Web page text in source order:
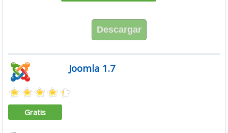
Descargar
Joomla 1.7
Gratis